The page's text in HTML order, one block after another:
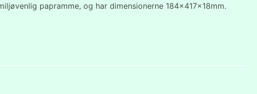
papramme, og har dimensionerne 184x417x18mm.